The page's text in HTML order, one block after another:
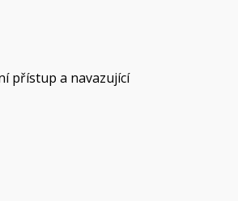
přístup a navazující